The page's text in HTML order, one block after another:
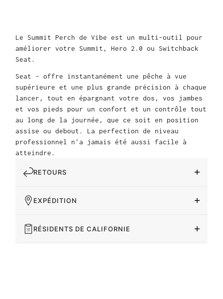
Le Summit Perch de Vibe est un multi-outil pour
améliorer votre Summit, Hero 2.0 ou Switchback
Seat.
Seat - offre instantanément une pêche à vue
supérieure et une plus grande précision à chaque
lancer, tout en épargnant votre dos, vos jambes
et vos pieds pour un confort et un contrôle tout
au long de la journée, que ce soit en position
assise ou debout. La perfection de niveau
professionnel n'a jamais été aussi facile à
atteindre.
RETOURS
EXPÉDITION
RÉSIDENTS DE CALIFORNIE